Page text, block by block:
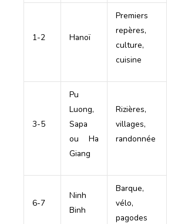
1-2 Hanoï
Premiers
repères,
culture,
cuisine
3-5
Pu
Luong,
Sapa
ou Ha
Giang
Rizières,
villages,
randonnée
6-7
Ninh
Binh
Barque,
vélo,
pagodes